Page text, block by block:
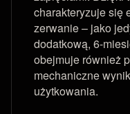
charakteryzuje się
zerwanie – jako
dodatkową, 6-
obejmuje również
mechaniczne
użytkowania.